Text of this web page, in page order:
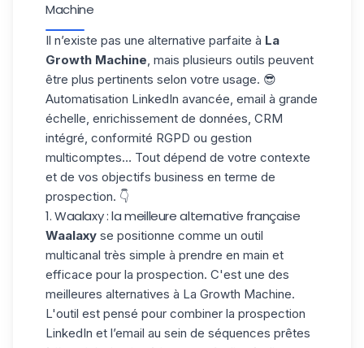
Machine
Il n’existe pas une alternative parfaite à La
Growth Machine, mais plusieurs outils peuvent
être plus pertinents selon votre usage. 😎
Automatisation LinkedIn avancée, email à grande
échelle, enrichissement de données, CRM
intégré, conformité RGPD ou gestion
multicomptes… Tout dépend de votre contexte
et de vos objectifs business en terme de
prospection. 👇
1. Waalaxy : la meilleure alternative française
Waalaxy se positionne comme un outil
multicanal très simple à prendre en main et
efficace pour la prospection. C'est une des
meilleures alternatives à La Growth Machine.
L'outil est pensé pour combiner la prospection
LinkedIn et l’email au sein de séquences prêtes